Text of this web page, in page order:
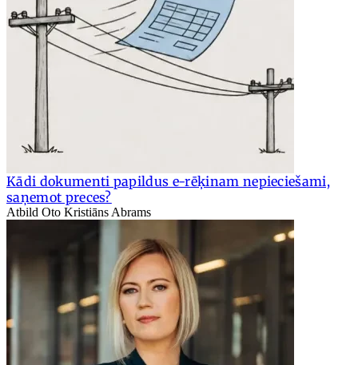
Kādi dokumenti papildus e-rēķinam nepieciešami,
saņemot preces?
Atbild Oto Kristiāns Abrams